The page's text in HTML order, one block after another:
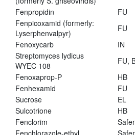
Fenpropidin
FU
Fenpicoxamid (formerly:
Lyserphenvalpyr)
FU
Fenoxycarb
IN
Streptomyces lydicus
WYEC 108
FU,
Fenoxaprop-P
HB
Fenhexamid
FU
Sucrose
EL
Sulcotrione
HB
Fenclorim